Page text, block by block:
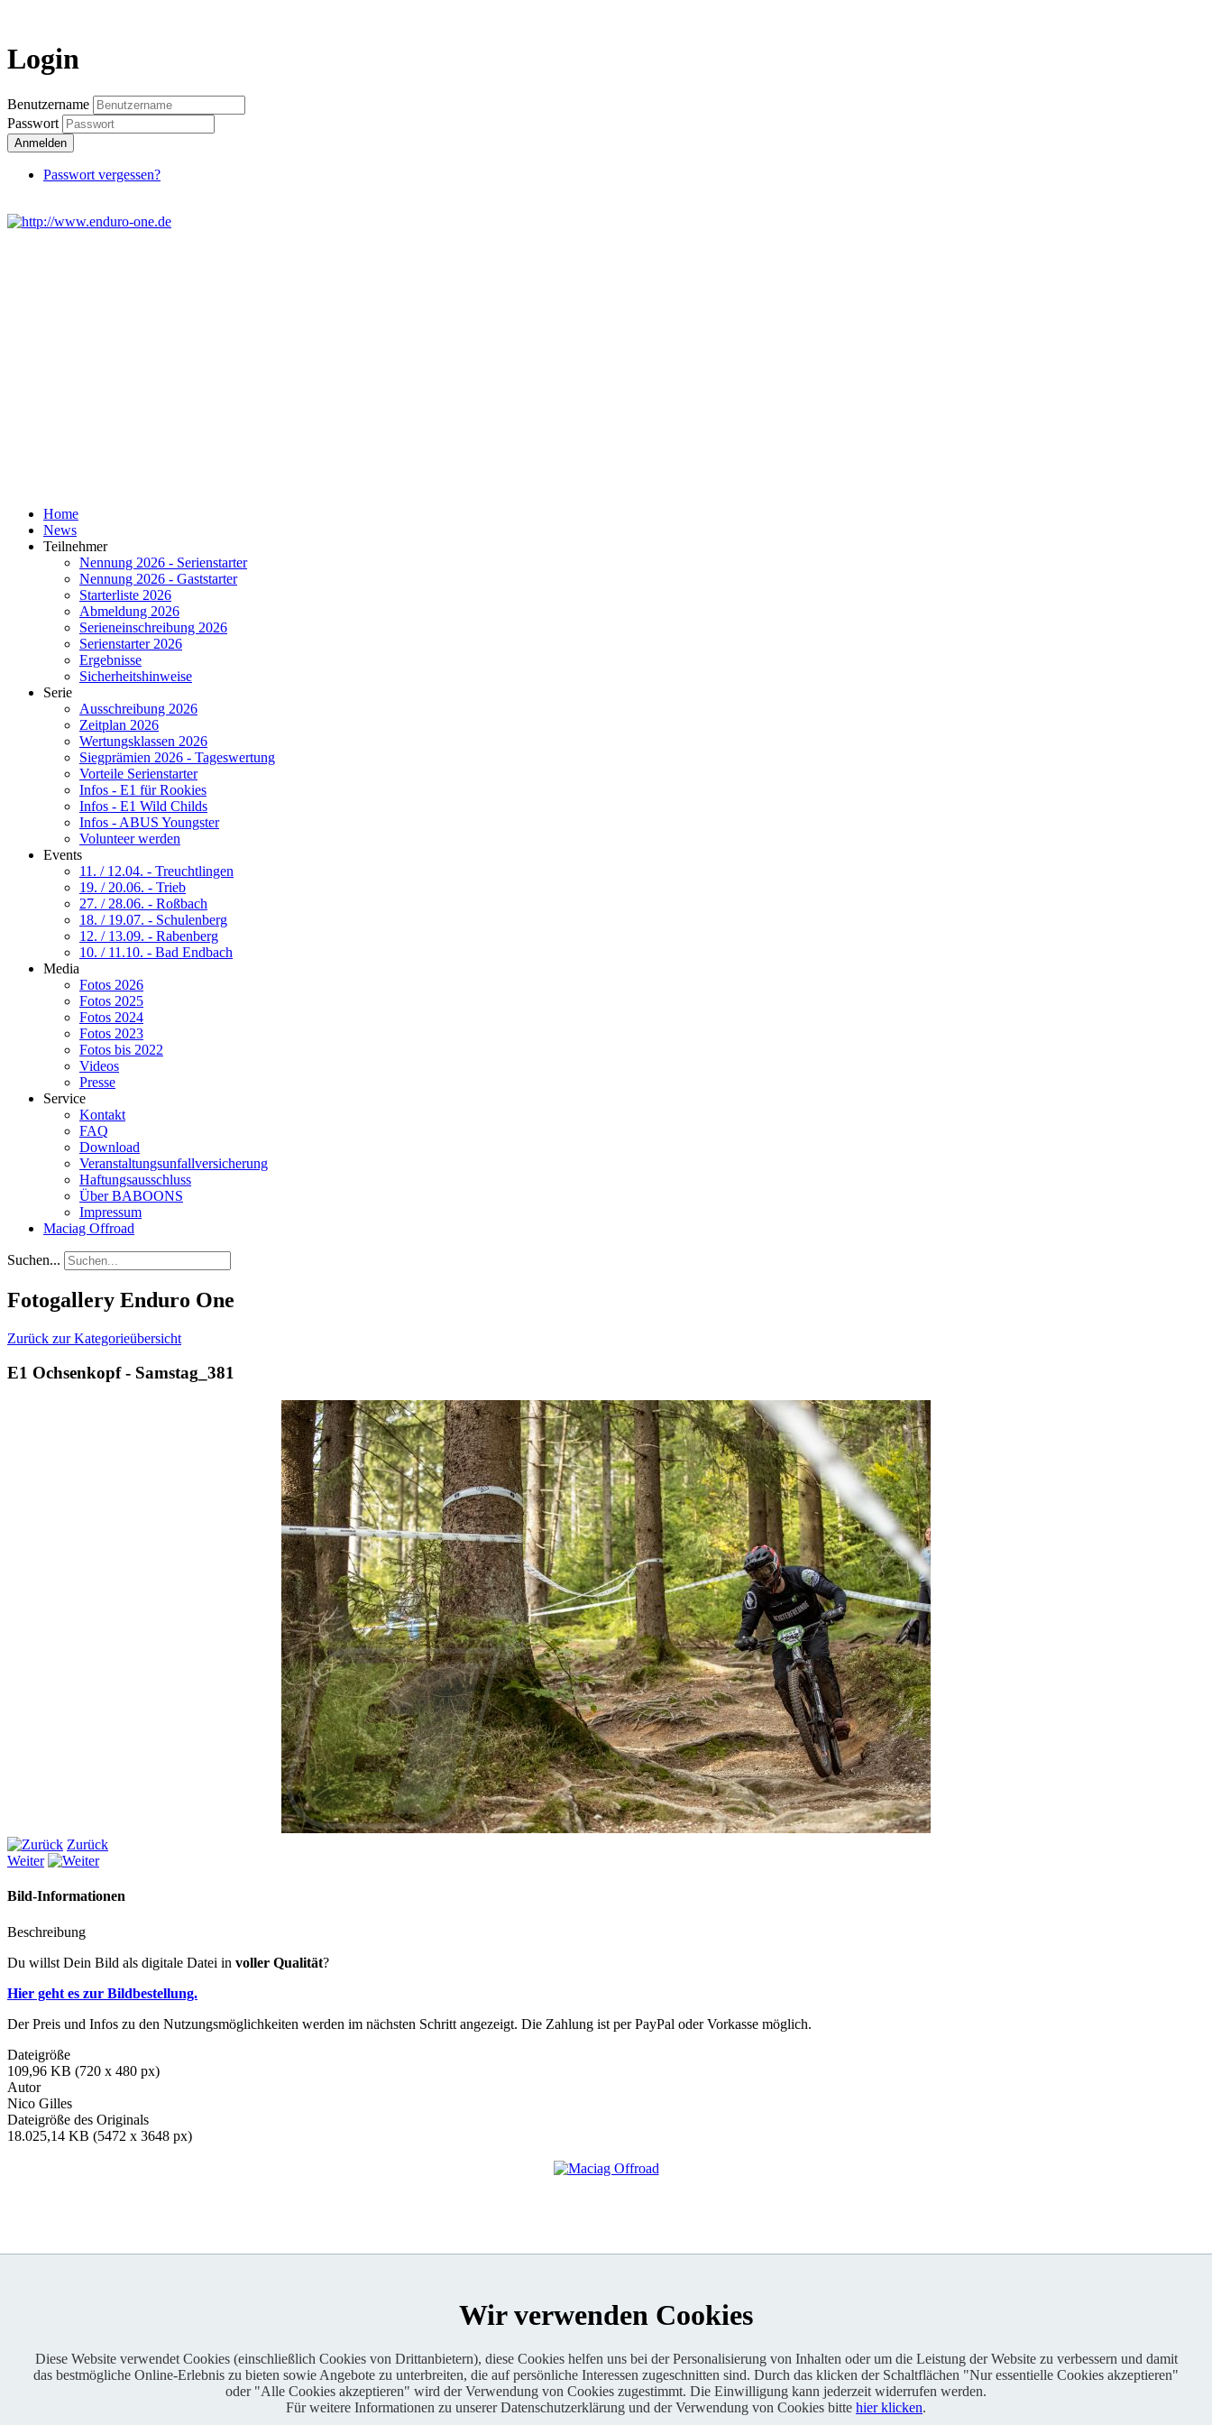
Login
Benutzername
Passwort
Anmelden
Passwort vergessen?
Home
News
Teilnehmer
Nennung 2026 - Serienstarter
Nennung 2026 - Gaststarter
Starterliste 2026
Abmeldung 2026
Serieneinschreibung 2026
Serienstarter 2026
Ergebnisse
Sicherheitshinweise
Serie
Ausschreibung 2026
Zeitplan 2026
Wertungsklassen 2026
Siegprämien 2026 - Tageswertung
Vorteile Serienstarter
Infos - E1 für Rookies
Infos - E1 Wild Childs
Infos - ABUS Youngster
Volunteer werden
Events
11. / 12.04. - Treuchtlingen
19. / 20.06. - Trieb
27. / 28.06. - Roßbach
18. / 19.07. - Schulenberg
12. / 13.09. - Rabenberg
10. / 11.10. - Bad Endbach
Media
Fotos 2026
Fotos 2025
Fotos 2024
Fotos 2023
Fotos bis 2022
Videos
Presse
Service
Kontakt
FAQ
Download
Veranstaltungsunfallversicherung
Haftungsausschluss
Über BABOONS
Impressum
Maciag Offroad
Suchen...
Fotogallery Enduro One
Zurück zur Kategorieübersicht
E1 Ochsenkopf - Samstag_381
Zurück
Weiter
Bild-Informationen
Beschreibung
Du willst Dein Bild als digitale Datei in voller Qualität?
Hier geht es zur Bildbestellung.
Der Preis und Infos zu den Nutzungsmöglichkeiten werden im nächsten Schritt angezeigt. Die Zahlung ist per PayPal oder Vorkasse möglich.
Dateigröße
109,96 KB (720 x 480 px)
Autor
Nico Gilles
Dateigröße des Originals
18.025,14 KB (5472 x 3648 px)
Enduro One Series Partner
Wir verwenden Cookies
Diese Website verwendet Cookies (einschließlich Cookies von Drittanbietern), diese Cookies helfen uns bei der Personalisierung von Inhalten oder um die Leistung der Website zu verbessern und damit
das bestmögliche Online-Erlebnis zu bieten sowie Angebote zu unterbreiten, die auf persönliche Interessen zugeschnitten sind. Durch das klicken der Schaltflächen "Nur essentielle Cookies akzeptieren"
oder "Alle Cookies akzeptieren" wird der Verwendung von Cookies zugestimmt. Die Einwilligung kann jederzeit widerrufen werden.
Für weitere Informationen zu unserer Datenschutzerklärung und der Verwendung von Cookies bitte hier klicken.